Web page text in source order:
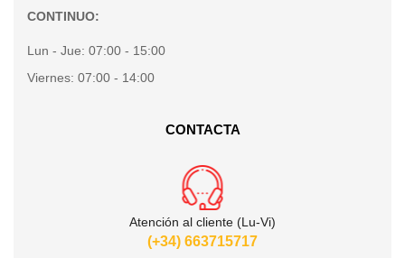
CONTINUO:
Lun - Jue: 07:00 - 15:00
Viernes: 07:00 - 14:00
CONTACTA
Atención al cliente (Lu-Vi)
(+34) 663715717